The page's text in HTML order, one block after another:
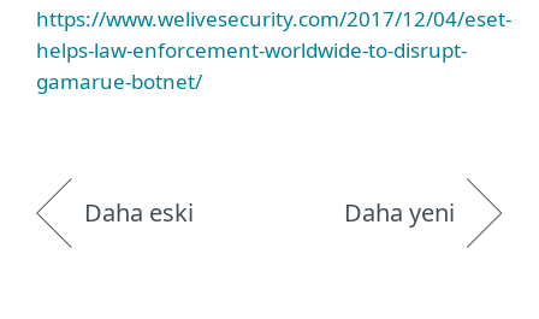
https://www.welivesecurity.com/2017/12/04/eset-
helps-law-enforcement-worldwide-to-disrupt-
gamarue-botnet/
Daha eski Daha yeni